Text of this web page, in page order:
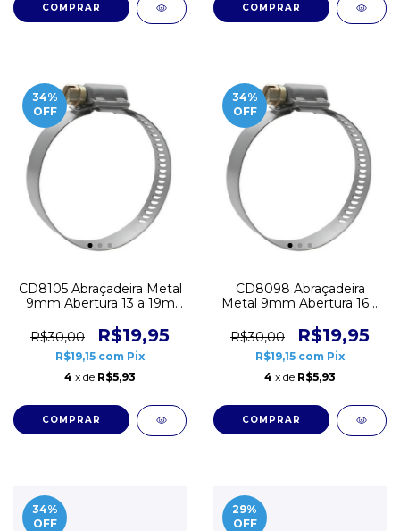
34%
OFF
CD8105 Abraçadeira Metal
9mm Abertura 13 a 19m
R$30,00
R$19,95
R$19,15 com Pix
4 x de R$5,93
34%
OFF
CD8098 Abraçadeira
Metal 9mm Abertura 16 a
R$30,00
R$19,95
R$19,15 com Pix
4 x de R$5,93
34%
OFF
29%
OFF